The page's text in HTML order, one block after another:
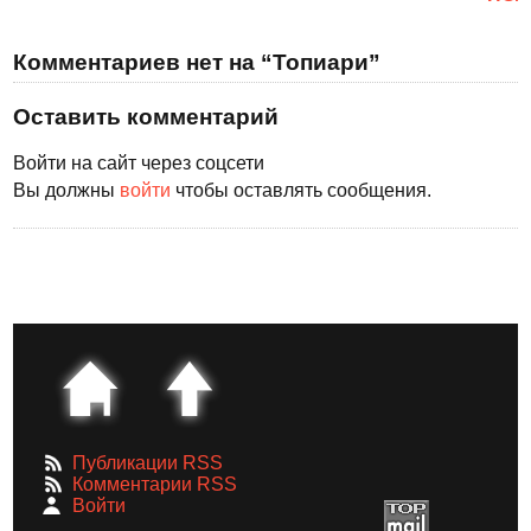
Комментариев нет на “Топиари”
Оставить комментарий
Войти на сайт через соцсети
Вы должны войти чтобы оставлять сообщения.
Публикации RSS
Комментарии RSS
Войти